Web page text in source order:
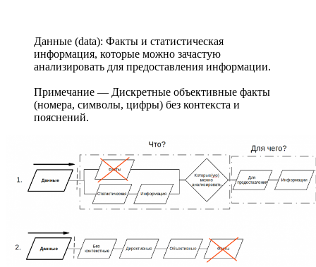
Данные (data): Факты и статистическая
информация, которые можно зачастую
анализировать для предоставления информации.
Примечание — Дискретные объективные факты
(номера, символы, цифры) без контекста и
пояснений.